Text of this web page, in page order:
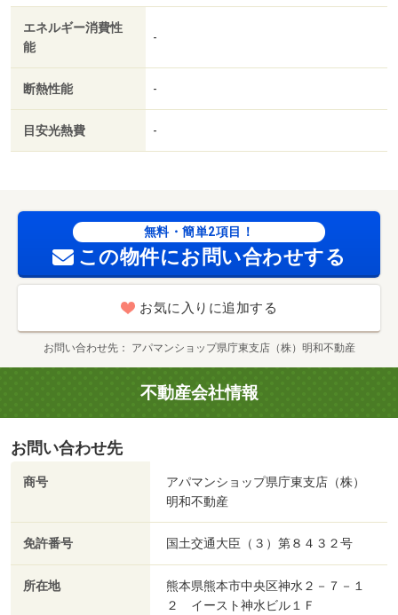
徒歩１０分以内／自走式駐車場／ＬＤＫ１２畳以上／全居
室６畳以上／都市ガス／ＢＳ／礼金１ヶ月／保証会社利用
可／初期費用カード決済可／マックスバリュくらし館国府
ー）まで７８５ｍ／ゆめマート九品寺（スーパー）まで１
０００ｍ／セブン－イレブン熊本八王寺町店（コンビニ）
まで１１３９ｍ／ローソン（コンビニ）まで１２７６ｍ／
エネルギー消費性
能
-
断熱性能 -
目安光熱費 -
無料・簡単2項目！
この物件にお問い合わせする
お気に入りに追加する
お問い合わせ先 アパマンショップ県庁東支店（株）明和不動産
不動産会社情報
お問い合わせ先
商号
アパマンショップ県庁東支店（株）
明和不動産
免許番号 国土交通大臣（３）第８４３２号
所在地
熊本県熊本市中央区神水２－７－１
２ イースト神水ビル１Ｆ